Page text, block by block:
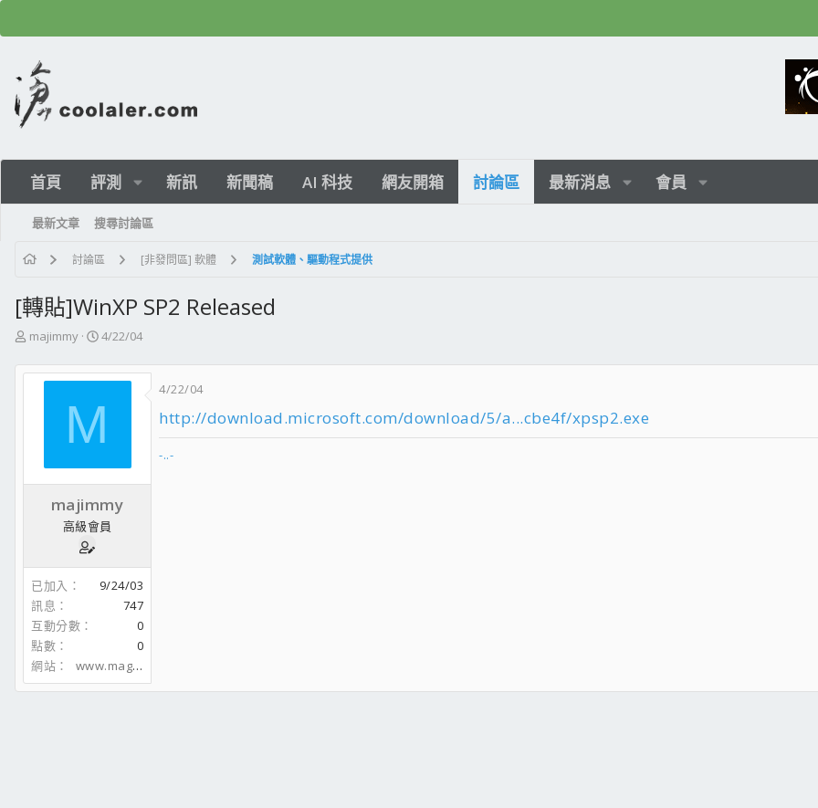
首頁 評測 新訊 新聞稿 AI 科技 網友開箱 討論區 最新消息 會員
最新文章 搜尋討論區
討論區 [非發問區] 軟體 測試軟體、驅動程式提供
[轉貼]WinXP SP2 Released
主
發
majimmy
開
日
4/22/04
M
majimmy
高級會員
已加入
9/24/03
訊息
747
互動分數
0
點數
0
網站
www.magg.biz
4/22/04
http://download.microsoft.com/download/5/a...cbe4f/xpsp2.exe
-..-